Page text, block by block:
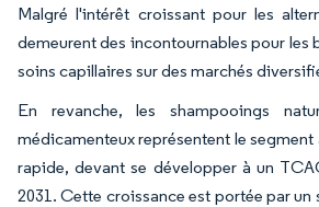
Malgré l'intérêt croissant pour les
demeurent des incontournables pour les
soins capillaires sur des marchés
En revanche, les shampooings
médicamenteux représentent le segment
rapide, devant se développer à un
2031. Cette croissance est portée par un